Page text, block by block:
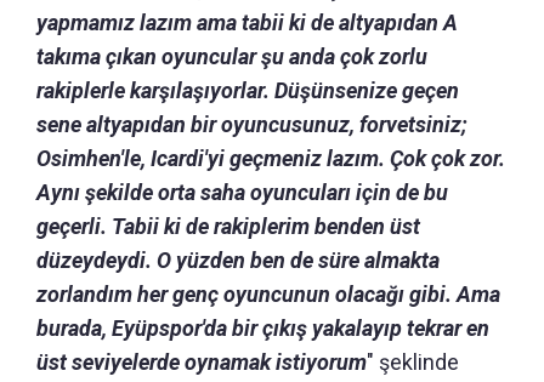
yapmamız lazım ama tabii ki de altyapıdan A
takıma çıkan oyuncular şu anda çok zorlu
rakiplerle karşılaşıyorlar. Düşünsenize geçen
sene altyapıdan bir oyuncusunuz, forvetsiniz;
Osimhen'le, Icardi'yi geçmeniz lazım. Çok çok zor.
Aynı şekilde orta saha oyuncuları için de bu
geçerli. Tabii ki de rakiplerim benden üst
düzeydeydi. O yüzden ben de süre almakta
zorlandım her genç oyuncunun olacağı gibi. Ama
burada, Eyüpspor'da bir çıkış yakalayıp tekrar en
üst seviyelerde oynamak istiyorum" şeklinde